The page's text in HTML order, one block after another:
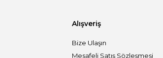
Alışveriş
Bize Ulaşın
Mesafeli Satış Sözleşmesi